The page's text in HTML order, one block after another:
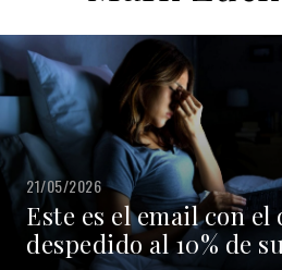
21/05/2026
Este es el email con el
despedido al 10% de